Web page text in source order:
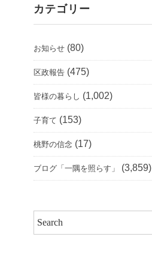
カテゴリー
お知らせ (80)
区政報告 (475)
皆様の暮らし (1,002)
子育て (153)
桃野の信念 (17)
ブログ「一隅を照らす」 (3,859)